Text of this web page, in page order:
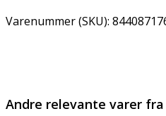
Varenummer (SKU):
Andre relevante varer fra